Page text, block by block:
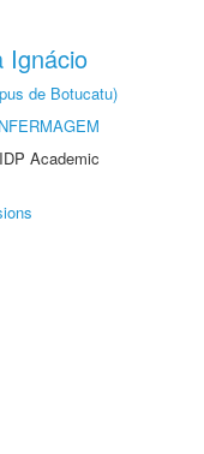
Ignácio
de Botucatu)
Academic